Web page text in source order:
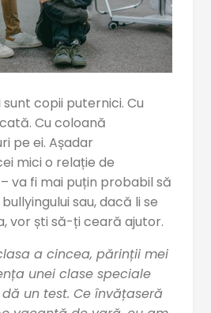
copii puternici. Cu
Cu coloană
pe ei. Așadar
mici o relație de
va fi mai puțin probabil să
sau, dacă li se
vor ști să-ți ceară ajutor.
a cincea, părinții mei
unei clase speciale
un test. Ce învățaseră